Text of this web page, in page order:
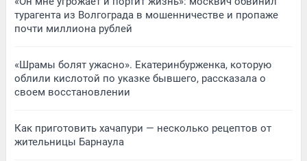
турагента из Волгограда в мошенничестве и пропаже
почти миллиона рублей
«Шрамы болят ужасно». Екатеринбурженка, которую
облили кислотой по указке бывшего, рассказала о
своем восстановлении
Как приготовить хачапури — несколько рецептов от
жительницы Барнаула